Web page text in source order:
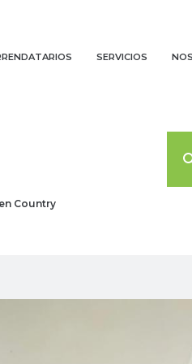
SERVICIOS
Country